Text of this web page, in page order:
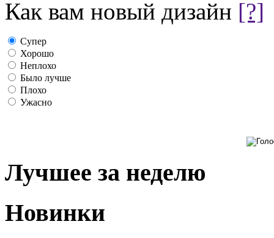
Как вам новый дизайн [?]
Супер
Хорошо
Неплохо
Было лучше
Плохо
Ужасно
Лучшее за неделю
Новинки